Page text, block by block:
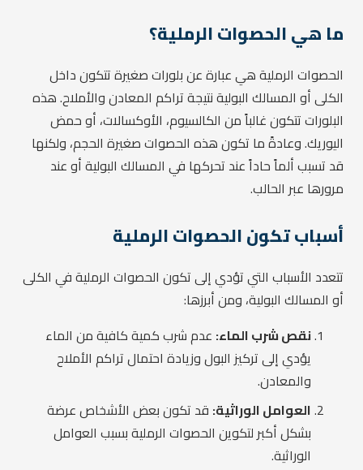
ما هي الحصوات الرملية؟
الحصوات الرملية هي عبارة عن بلورات صغيرة تتكون داخل
الكلى أو المسالك البولية نتيجة تراكم المعادن والأملاح. هذه
البلورات تتكون غالباً من الكالسيوم، الأوكسالات، أو حمض
اليوريك. وعادةً ما تكون هذه الحصوات صغيرة الحجم، ولكنها
قد تسبب ألماً حاداً عند تحركها في المسالك البولية أو عند
مرورها عبر الحالب.
أسباب تكون الحصوات الرملية
تتعدد الأسباب التي تؤدي إلى تكون الحصوات الرملية في الكلى
أو المسالك البولية، ومن أبرزها:
نقص شرب الماء: عدم شرب كمية كافية من الماء
يؤدي إلى تركيز البول وزيادة احتمال تراكم الأملاح
والمعادن.
العوامل الوراثية: قد تكون بعض الأشخاص عرضة
بشكل أكبر لتكوين الحصوات الرملية بسبب العوامل
الوراثية.